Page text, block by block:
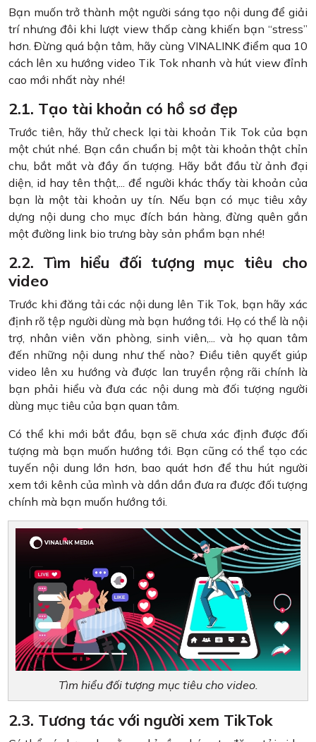
Bạn muốn trở thành một người sáng tạo nội dung để giải
trí nhưng đôi khi lượt view thấp càng khiến bạn “stress”
hơn. Đừng quá bận tâm, hãy cùng VINALINK điểm qua 10
cách lên xu hướng video Tik Tok nhanh và hút view đỉnh
cao mới nhất này nhé!
2.1. Tạo tài khoản có hồ sơ đẹp
Trước tiên, hãy thử check lại tài khoản Tik Tok của bạn
một chút nhé. Bạn cần chuẩn bị một tài khoản thật chỉn
chu, bắt mắt và đầy ấn tượng. Hãy bắt đầu từ ảnh đại
diện, id hay tên thật,... để người khác thấy tài khoản của
bạn là một tài khoản uy tín. Nếu bạn có mục tiêu xây
dựng nội dung cho mục đích bán hàng, đừng quên gắn
một đường link bio trưng bày sản phẩm bạn nhé!
2.2. Tìm hiểu đối tượng mục tiêu cho
video
Trước khi đăng tải các nội dung lên Tik Tok, bạn hãy xác
định rõ tệp người dùng mà bạn hướng tới. Họ có thể là nội
trợ, nhân viên văn phòng, sinh viên,... và họ quan tâm
đến những nội dung như thế nào? Điều tiên quyết giúp
video lên xu hướng và được lan truyền rộng rãi chính là
bạn phải hiểu và đưa các nội dung mà đối tượng người
dùng mục tiêu của bạn quan tâm.
Có thể khi mới bắt đầu, bạn sẽ chưa xác định được đối
tượng mà bạn muốn hướng tới. Bạn cũng có thể tạo các
tuyến nội dung lớn hơn, bao quát hơn để thu hút người
xem tới kênh của mình và dần dần đưa ra được đối tượng
chính mà bạn muốn hướng tới.
Tìm hiểu đối tượng mục tiêu cho video.
2.3. Tương tác với người xem TikTok